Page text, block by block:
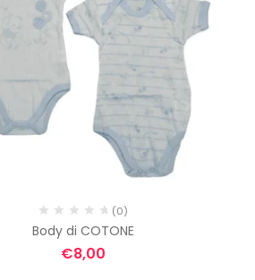
(0)
Body di COTONE
€8,00